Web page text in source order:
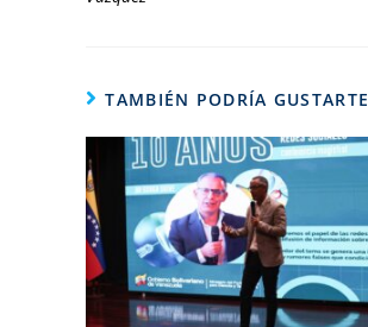
TAMBIÉN PODRÍA GUSTARTE